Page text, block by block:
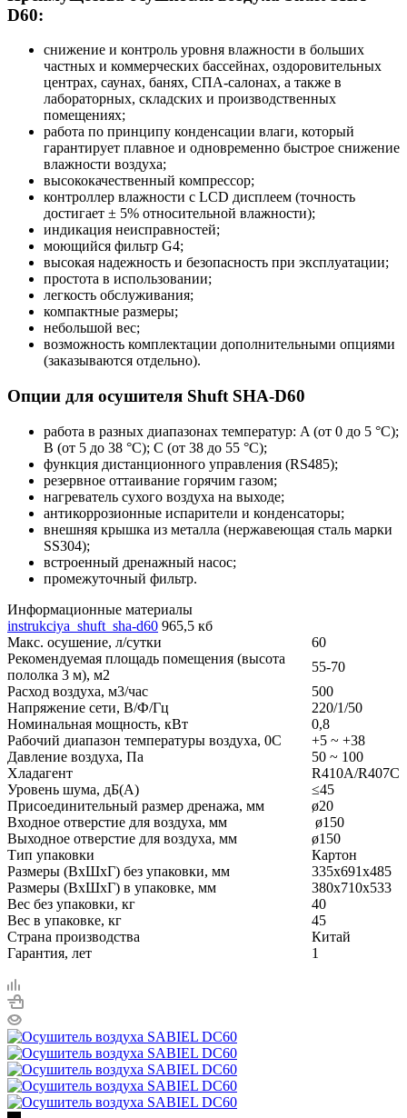
D60:
снижение и контроль уровня влажности в больших
частных и коммерческих бассейнах, оздоровительных
центрах, саунах, банях, СПА-салонах, а также в
лабораторных, складских и производственных
помещениях;
работа по принципу конденсации влаги, который
гарантирует плавное и одновременно быстрое снижение
влажности воздуха;
высококачественный компрессор;
контроллер влажности с LCD дисплеем (точность
достигает ± 5% относительной влажности);
индикация неисправностей;
моющийся фильтр G4;
высокая надежность и безопасность при эксплуатации;
простота в использовании;
легкость обслуживания;
компактные размеры;
небольшой вес;
возможность комплектации дополнительными опциями
(заказываются отдельно).
Опции для осушителя Shuft SHA-D60
работа в разных диапазонах температур: A (от 0 до 5 °C);
В (от 5 до 38 °C); С (от 38 до 55 °C);
функция дистанционного управления (RS485);
резервное оттаивание горячим газом;
нагреватель сухого воздуха на выходе;
антикоррозионные испарители и конденсаторы;
внешняя крышка из металла (нержавеющая сталь марки
SS304);
встроенный дренажный насос;
промежуточный фильтр.
Информационные материалы
instrukciya_shuft_sha-d60 965,5 кб
Макс. осушение, л/сутки
60
Рекомендуемая площадь помещения (высота
пололка 3 м), м2
55-70
Расход воздуха, м3/час
500
Напряжение сети, В/Ф/Гц
220/1/50
Номинальная мощность, кВт
0,8
Рабочий диапазон температуры воздуха, 0С
+5 ~ +38
Давление воздуха, Па
50 ~ 100
Хладагент
R410A/R407C
Уровень шума, дБ(A)
≤45
Присоединительный размер дренажа, мм
ø20
Входное отверстие для воздуха, мм
ø150
Выходное отверстие для воздуха, мм
ø150
Тип упаковки
Картон
Размеры (ВхШхГ) без упаковки, мм
335x691x485
Размеры (ВхШхГ) в упаковке, мм
380x710x533
Вес без упаковки, кг
40
Вес в упаковке, кг
45
Страна производства
Китай
Гарантия, лет
1